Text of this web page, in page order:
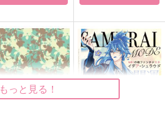
もっと見る！